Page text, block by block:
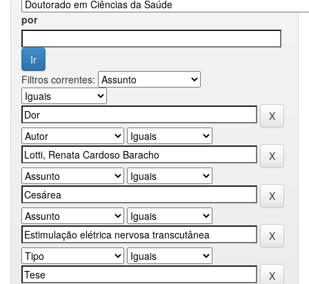
por
Filtros correntes: